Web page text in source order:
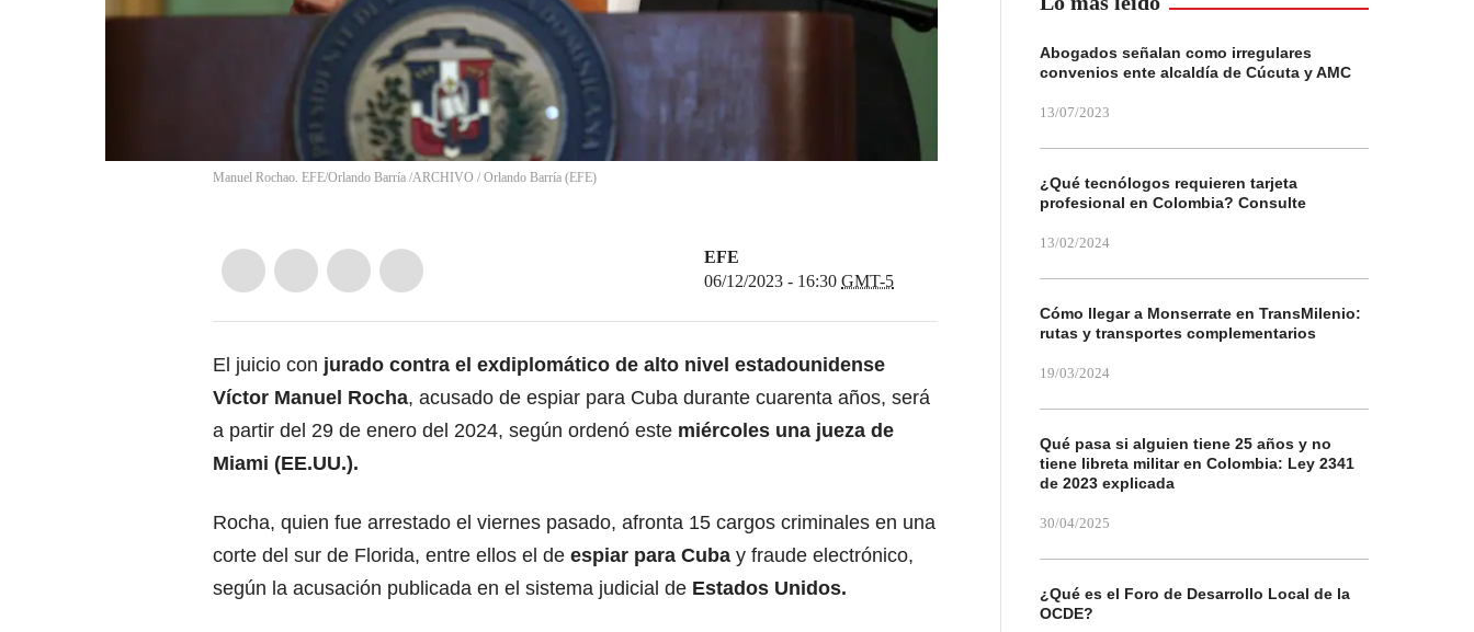
Manuel Rochao. EFE/Orlando Barría /ARCHIVO / Orlando Barría (EFE)
EFE
06/12/2023 - 16:30 GMT-5
El juicio con jurado contra el exdiplomático de alto nivel estadounidense
Víctor Manuel Rocha, acusado de espiar para Cuba durante cuarenta años, será
a partir del 29 de enero del 2024, según ordenó este miércoles una jueza de
Miami (EE.UU.).
Rocha, quien fue arrestado el viernes pasado, afronta 15 cargos criminales en una
corte del sur de Florida, entre ellos el de espiar para Cuba y fraude electrónico,
según la acusación publicada en el sistema judicial de Estados Unidos.
Abogados señalan como irregulares
convenios ente alcaldía de Cúcuta y AMC
13/07/2023
¿Qué tecnólogos requieren tarjeta
profesional en Colombia? Consulte
13/02/2024
Cómo llegar a Monserrate en TransMilenio:
rutas y transportes complementarios
19/03/2024
Qué pasa si alguien tiene 25 años y no
tiene libreta militar en Colombia: Ley 2341
de 2023 explicada
30/04/2025
¿Qué es el Foro de Desarrollo Local de la
OCDE?